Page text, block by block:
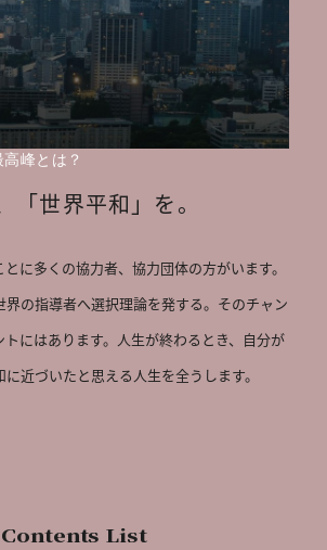
峰とは？
「世界平和」を。
に多くの協力者、協力団体の方がいます。
界の指導者へ選択理論を発する。そのチャン
トにはあります。人生が終わるとき、自分が
近づいたと思える人生を全うします。
List